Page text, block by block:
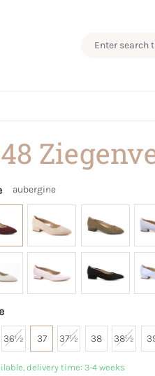
aubergine
36½ 37 37½ 38 38½
delivery time: 3-4 weeks